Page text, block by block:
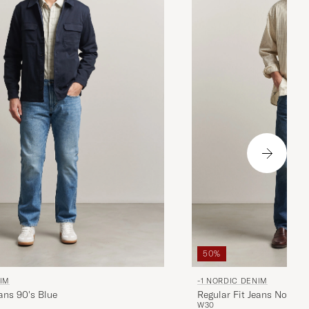
90's Blue
50%
-1 NORDIC DENIM
Regular Fit Jeans Nordic
W30